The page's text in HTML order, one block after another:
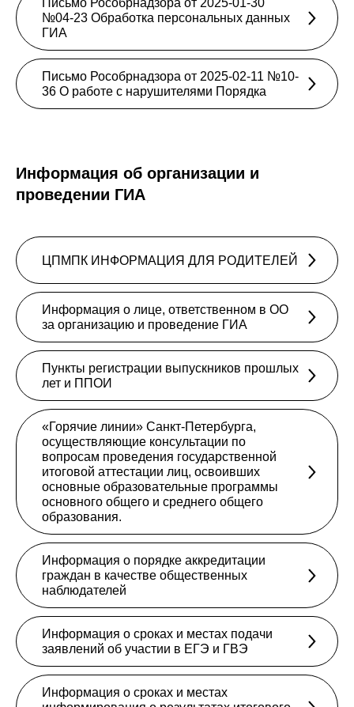
Письмо Рособрнадзора от 2025-01-30
№04-23 Обработка персональных данных
ГИА
Письмо Рособрнадзора от 2025-02-11 №10-
36 О работе с нарушителями Порядка
Информация об организации и
проведении ГИА
ЦПМПК ИНФОРМАЦИЯ ДЛЯ РОДИТЕЛЕЙ
Информация о лице, ответственном в ОО
за организацию и проведение ГИА
Пункты регистрации выпускников прошлых
лет и ППОИ
«Горячие линии» Санкт-Петербурга,
осуществляющие консультации по
вопросам проведения государственной
итоговой аттестации лиц, освоивших
основные образовательные программы
основного общего и среднего общего
образования.
Информация о порядке аккредитации
граждан в качестве общественных
наблюдателей
Информация о сроках и местах подачи
заявлений об участии в ЕГЭ и ГВЭ
Информация о сроках и местах